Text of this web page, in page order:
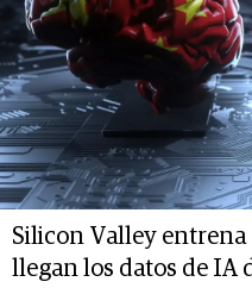
Silicon Valley entrena
llegan los datos de IA